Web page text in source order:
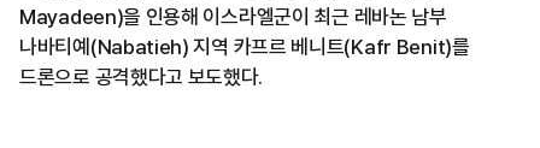
Mayadeen)을 인용해 이스라엘군이 최근 레바논 남부
나바티예(Nabatieh) 지역 카프르 베니트(Kafr Benit)를
드론으로 공격했다고 보도했다.